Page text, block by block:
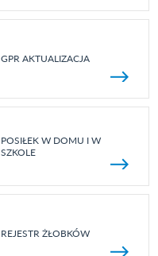
GPR AKTUALIZACJA
POSIŁEK W DOMU I W
SZKOLE
REJESTR ŻŁOBKÓW